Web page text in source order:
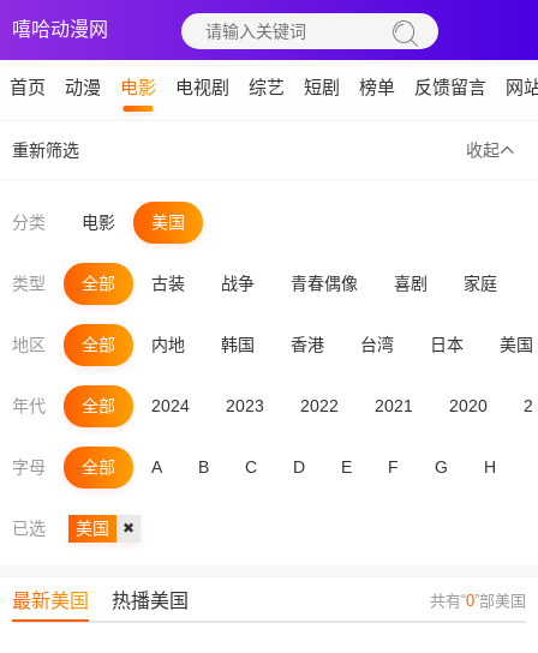
嘻哈动漫网
首页 动漫 电影 电视剧 综艺 短剧 榜单 反馈留言 网
重新筛选 收起
分类 电影 美国
类型 全部 古装 战争 青春偶像 喜剧 家庭
地区 全部 内地 韩国 香港 台湾 日本 美国
年代 全部 2024 2023 2022 2021 2020
字母 全部 A B C D E F G H
已选 美国
最新美国 热播美国 共有“0”部美国